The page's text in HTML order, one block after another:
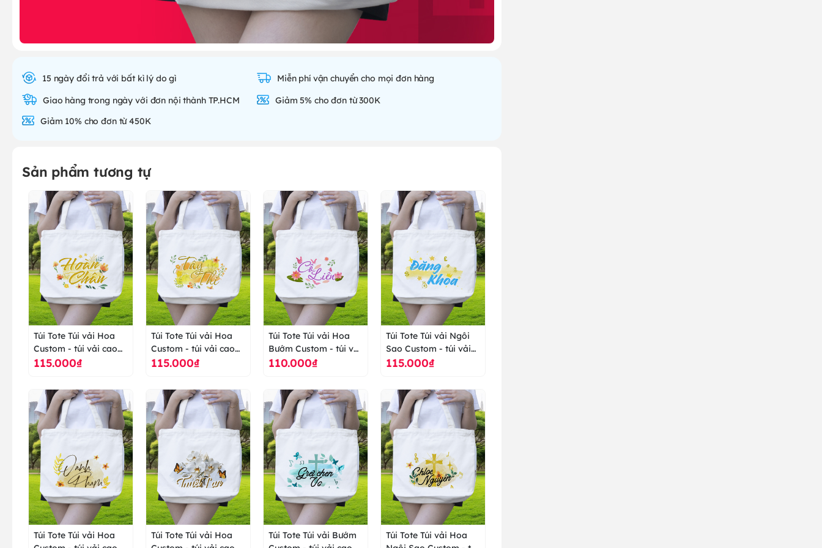
15 ngày đổi trả với bất kì lý do gì
Miễn phí vận chuyển cho mọi đơn hàng
Giao hàng trong ngày với đơn nội thành TP.HCM
Giảm 5% cho đơn từ 300K
Giảm 10% cho đơn từ 450K
Sản phẩm tương tự
Túi Tote Túi vải Hoa
Custom - túi vải cao
cấp ranus
115.000₫
Túi Tote Túi vải Hoa
Custom - túi vải cao
cấp ranus
115.000₫
Túi Tote Túi vải Hoa
Bướm Custom - túi vải
cao cấp ranus
110.000₫
Túi Tote Túi vải Ngôi
Sao Custom - túi vải
cao cấp ranus
115.000₫
Túi Tote Túi vải Hoa
Túi Tote Túi vải Hoa
Túi Tote Túi vải Bướm
Túi Tote Túi vải Hoa